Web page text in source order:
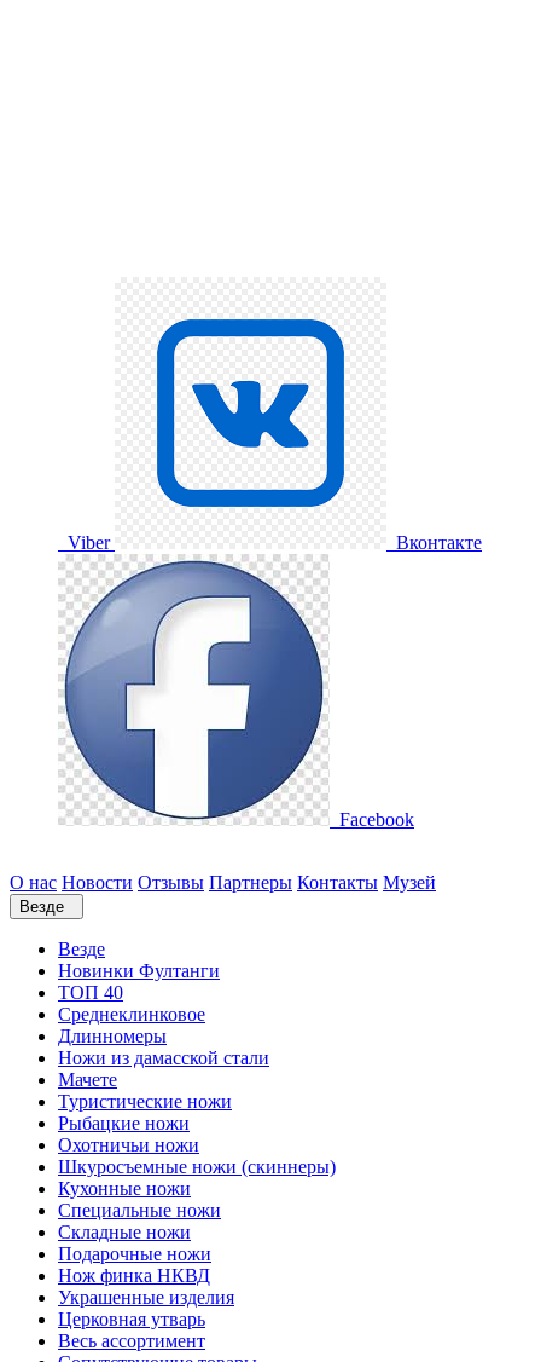
Viber Вконтакте
Facebook
О нас Новости Отзывы Партнеры Контакты Музей
Везде
Везде
Новинки Фултанги
ТОП 40
Среднеклинковое
Длинномеры
Ножи из дамасской стали
Мачете
Туристические ножи
Рыбацкие ножи
Охотничьи ножи
Шкуросъемные ножи (скиннеры)
Кухонные ножи
Специальные ножи
Складные ножи
Подарочные ножи
Нож финка НКВД
Украшенные изделия
Церковная утварь
Весь ассортимент